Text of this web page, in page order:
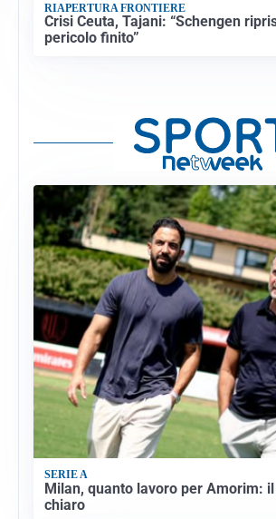
RIAPERTURA FRONTIERE
Crisi Ceuta, Tajani: “Schengen
pericolo finito”
SERIE A
Milan, quanto lavoro per Amorim:
chiaro